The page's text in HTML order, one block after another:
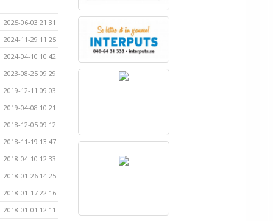
2025-06-03 21:31
2024-11-29 11:25
2024-04-10 10:42
2023-08-25 09:29
2019-12-11 09:03
2019-04-08 10:21
2018-12-05 09:12
2018-11-19 13:47
2018-04-10 12:33
2018-01-26 14:25
2018-01-17 22:16
2018-01-01 12:11